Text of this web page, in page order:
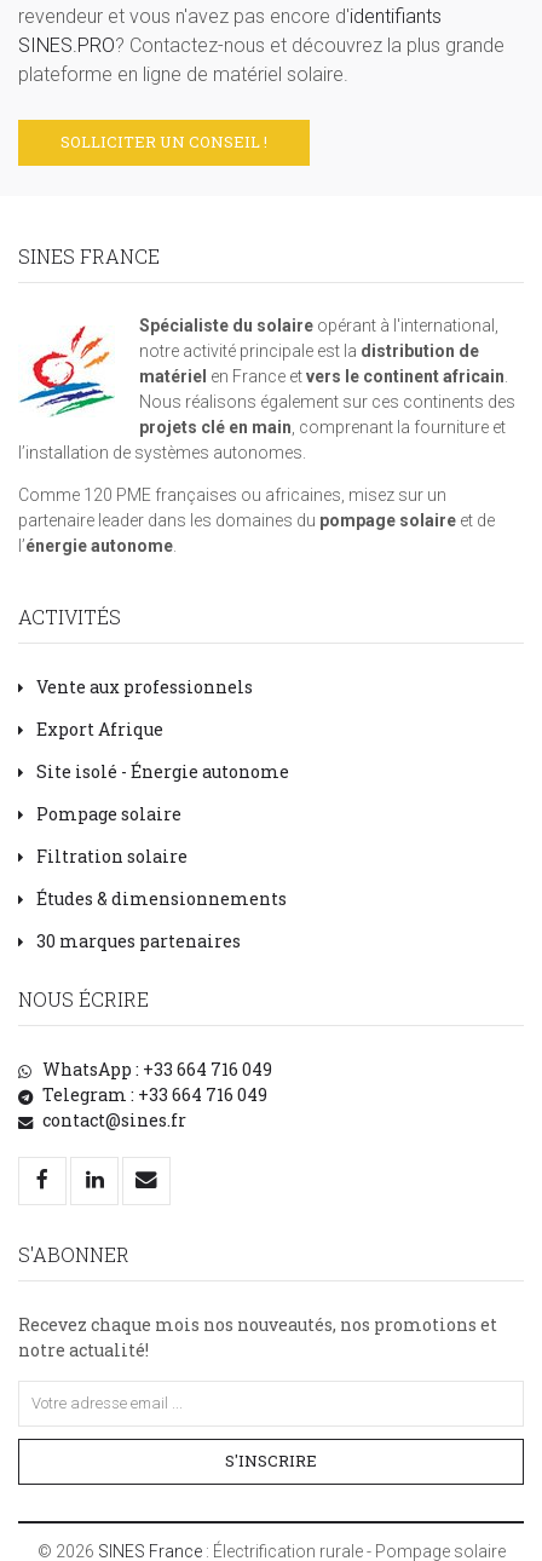
revendeur et vous n'avez pas encore d'identifiants
SINES.PRO? Contactez-nous et découvrez la plus grande
plateforme en ligne de matériel solaire.
SOLLICITER UN CONSEIL !
SINES FRANCE
Spécialiste du solaire opérant à l'international,
notre activité principale est la distribution de
matériel en France etvers le continent africain
Nous réalisons également sur ces continents des
projets clé en main , comprenant la fourniture et
l’installation de systèmes autonomes.
Comme 120 PME françaises ou africaines, misez sur un
partenaire leader dans les domaines du pompage solaire et de
l’énergie autonome
ACTIVITÉS
Vente aux professionnels
Export Afrique
Site isolé - Énergie autonome
Pompage solaire
Filtration solaire
Études & dimensionnements
30 marques partenaires
NOUS ÉCRIRE
WhatsApp : +33 664 716 049
Telegram : +33 664 716 049
contact@sines.fr
S'ABONNER
Recevez chaque mois nos nouveautés, nos promotions et
notre actualité!
S'INSCRIRE
© 2026 SINES France: Électrification rurale - Pompage solaire